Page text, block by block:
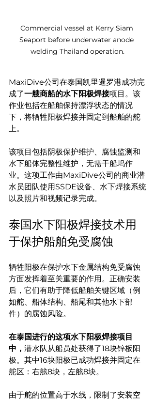
Commercial vessel at Kerry Siam
Seaport before underwater anode
welding Thailand operation.
MaxiDive公司在泰国凯里暹罗港成功完
成了一艘商船的水下阳极焊接项目。该
作业包括在船舶保持漂浮状态的情况
下，将牺牲阳极焊接并固定到船舶的舵
上。
该项目包括阴极保护维护、腐蚀监测和
水下船体完整性维护，无需干船坞作
业。这项工作由MaxiDive公司的商业潜
水员团队使用SSDE设备、水下焊接系统
以及照片和视频记录完成。
泰国水下阳极焊接技术用
于保护船舶免受腐蚀
牺牲阳极在保护水下金属结构免受腐蚀
方面发挥着至关重要的作用。正确安装
后，它们有助于降低船舶关键区域（例
如舵、船体结构、船尾和其他水下部
件）的腐蚀风险。
在泰国进行的这项水下阳极焊接项目
中， 潜水队从船员处获得了18块锌板阳
极。其中16块阳极已成功焊接并固定在
舵区：右舷8块，左舷8块。
由于舵的位置高于水线，限制了安装空